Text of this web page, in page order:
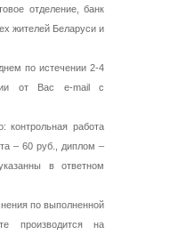
отделение, банк
жителей Беларуси и
по истечении 2-4
от Вас e-mail с
контрольная работа
– 60 руб., диплом –
в ответном
по выполненной
производится на